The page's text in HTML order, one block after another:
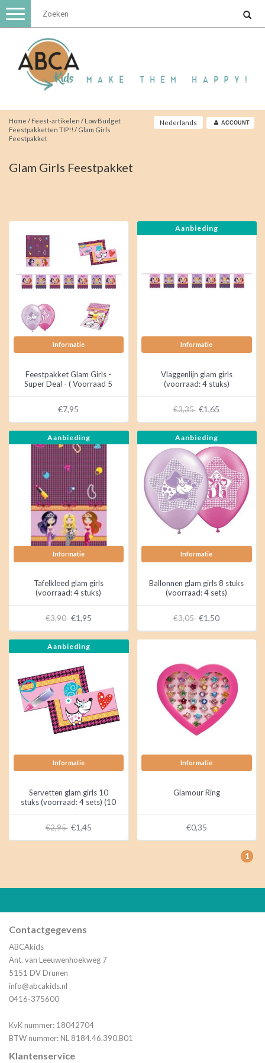
Toggle
navigation
Home / Feest-artikelen / Low Budget
Feestpakketten TIP!! / Glam Girls
Feestpakket
Nederlands ACCOUNT
Glam Girls Feestpakket
Informatie
Feestpakket Glam Girls -
Super Deal - ( Voorraad 5
pakketten OP = OP)
€7,95
Aanbieding
Informatie
Vlaggenlijn glam girls
(voorraad: 4 stuks)
€3,35 €1,65
Aanbieding
Informatie
Tafelkleed glam girls
(voorraad: 4 stuks)
€3,90 €1,95
Aanbieding
Informatie
Ballonnen glam girls 8 stuks
(voorraad: 4 sets)
€3,05 €1,50
Aanbieding
Informatie
Servetten glam girls 10
stuks (voorraad: 4 sets) (10
stuks)
€2,95 €1,45
Informatie
Glamour Ring
€0,35
1
Contactgegevens
ABCAkids
Ant. van Leeuwenhoekweg 7
5151 DV Drunen
info@abcakids.nl
0416-375600
KvK nummer: 18042704
BTW nummer: NL 8184.46.390.B01
Klantenservice